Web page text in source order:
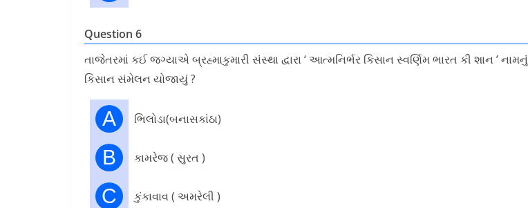
Question 6
તાજેતરમાં કઈ જગ્યાએ બ્રહ્માકુમારી સંસ્થા દ્વારા ‘ આત્મનિર્ભર કિસાન સ્વર્ણિમ ભારત કી શાન ’ નામનું
કિસાન સંમેલન યોજાયું ?
A ભિલોડા(બનાસકાંઠા)
B કામરેજ ( સુરત )
C કુંકાવાવ ( અમરેલી )